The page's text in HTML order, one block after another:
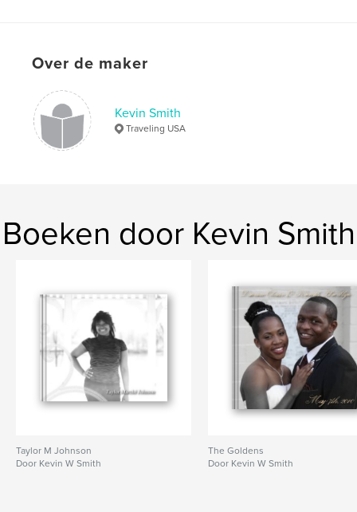
Over de maker
Kevin Smith
Traveling USA
Boeken door Kevin Smith
Taylor M Johnson
Door Kevin W Smith
The Goldens
Door Kevin W Smith